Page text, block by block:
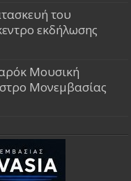
του
εκδήλωσης
Μουσική
Μονεμβασίας